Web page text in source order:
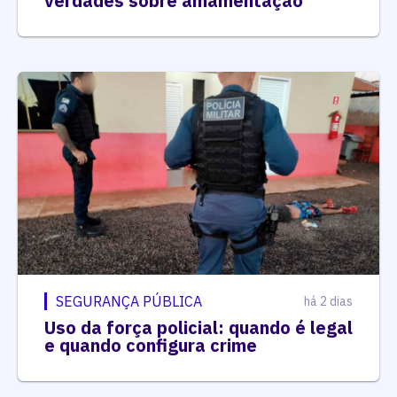
SEGURANÇA PÚBLICA há 2 dias
Uso da força policial: quando é legal
e quando configura crime